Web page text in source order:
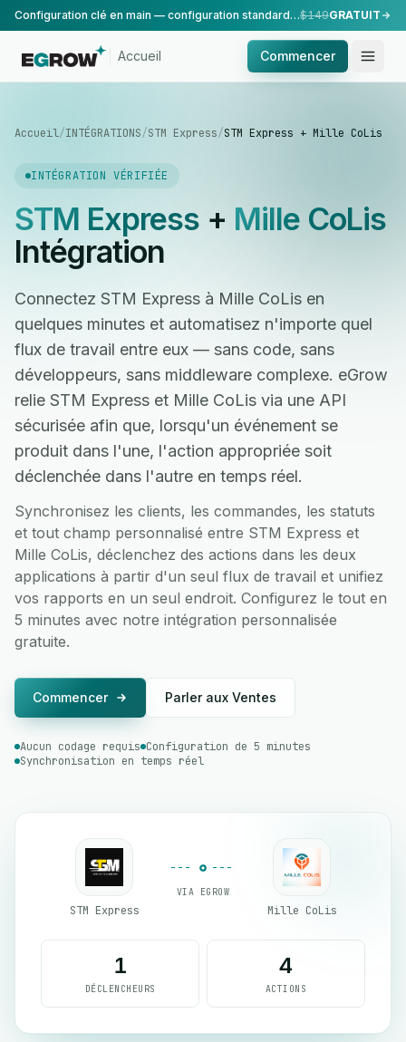
Configuration clé en main — configuration standard, réalisée par notre équipe.$149GRATUIT
Accueil Commencer
Accueil/INTÉGRATIONS/STM Express/STM Express + Mille CoLis
INTÉGRATION VÉRIFIÉE
STM Express+ Mille CoLis
Intégration
Connectez STM Express à Mille CoLis en
quelques minutes et automatisez n'importe quel
flux de travail entre eux — sans code, sans
développeurs, sans middleware complexe. eGrow
relie STM Express et Mille CoLis via une API
sécurisée afin que, lorsqu'un événement se
produit dans l'une, l'action appropriée soit
déclenchée dans l'autre en temps réel.
Synchronisez les clients, les commandes, les statuts
et tout champ personnalisé entre STM Express et
Mille CoLis, déclenchez des actions dans les deux
applications à partir d'un seul flux de travail et unifiez
vos rapports en un seul endroit. Configurez le tout en
5 minutes avec notre intégration personnalisée
gratuite.
Commencer Parler aux Ventes
Aucun codage requis Configuration de 5 minutes
Synchronisation en temps réel
STM Express
VIA EGROW
Mille CoLis
1
DÉCLENCHEURS
4
ACTIONS